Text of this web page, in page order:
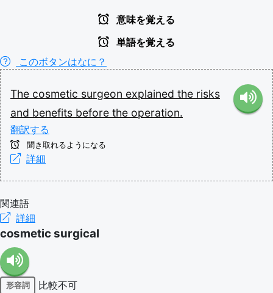
意味を覚える
単語を覚える
このボタンはなに？
The cosmetic surgeon explained the risks
and benefits before the operation.
翻訳する
聞き取れるようになる
詳細
関連語
詳細
cosmetic surgical
形容詞 比較不可